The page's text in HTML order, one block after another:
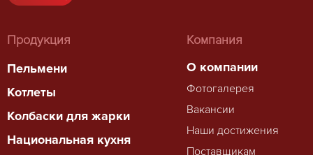
Продукция
Пельмени
Котлеты
Колбаски для жарки
Национальная кухня
Компания
О компании
Фотогалерея
Вакансии
Наши достижения
Поставщикам